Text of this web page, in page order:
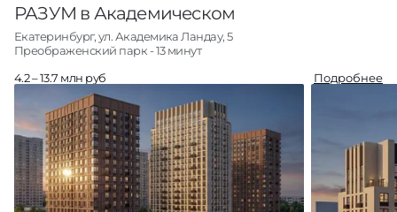
РАЗУМ в Академическом
Екатеринбург, ул. Академика Ландау, 5
Преображенский парк - 13 минут
4.2 – 13.7 млн руб
Подробнее
Студии26
1-комн68
2-комн87 от 7.2 млн руб
3-комн +32 от 9.8 млн руб
Паркинг492 от 0.8 млн руб
Кладовые131
от 0.3 млн руб
О проекте
Все квартиры